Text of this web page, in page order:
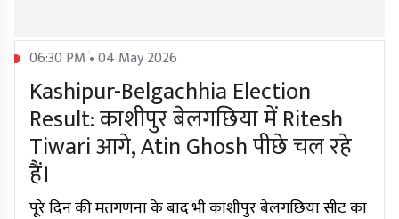
06:30 PM • 04 May 2026
Kashipur-Belgachhia Election
Result: काशीपुर बेलगछिया में Ritesh
Tiwari आगे, Atin Ghosh पीछे चल रहे
हैं।
पूरे दिन की मतगणना के बाद भी काशीपुर बेलगछिया सीट का